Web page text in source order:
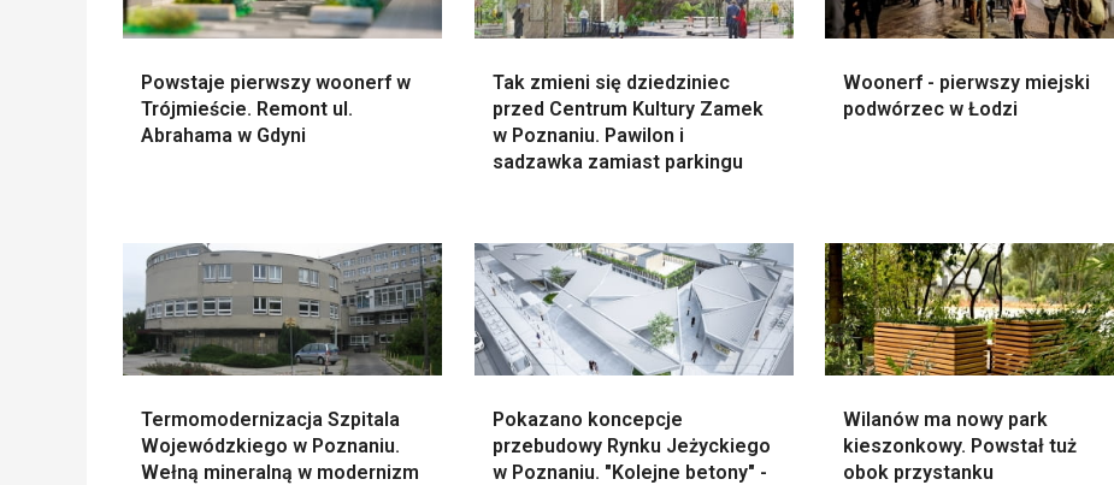
Powstaje pierwszy woonerf w
Trójmieście. Remont ul.
Abrahama w Gdyni
Tak zmieni się dziedziniec
przed Centrum Kultury Zamek
w Poznaniu. Pawilon i
sadzawka zamiast parkingu
Woonerf - pierwszy miejski
podwórzec w Łodzi
Termomodernizacja Szpitala
Wojewódzkiego w Poznaniu.
Wełną mineralną w modernizm
Pokazano koncepcje
przebudowy Rynku Jeżyckiego
w Poznaniu. "Kolejne betony" -
Wilanów ma nowy park
kieszonkowy. Powstał tuż
obok przystanku